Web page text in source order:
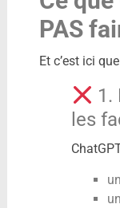
PAS
Et c’est ici
1.
les